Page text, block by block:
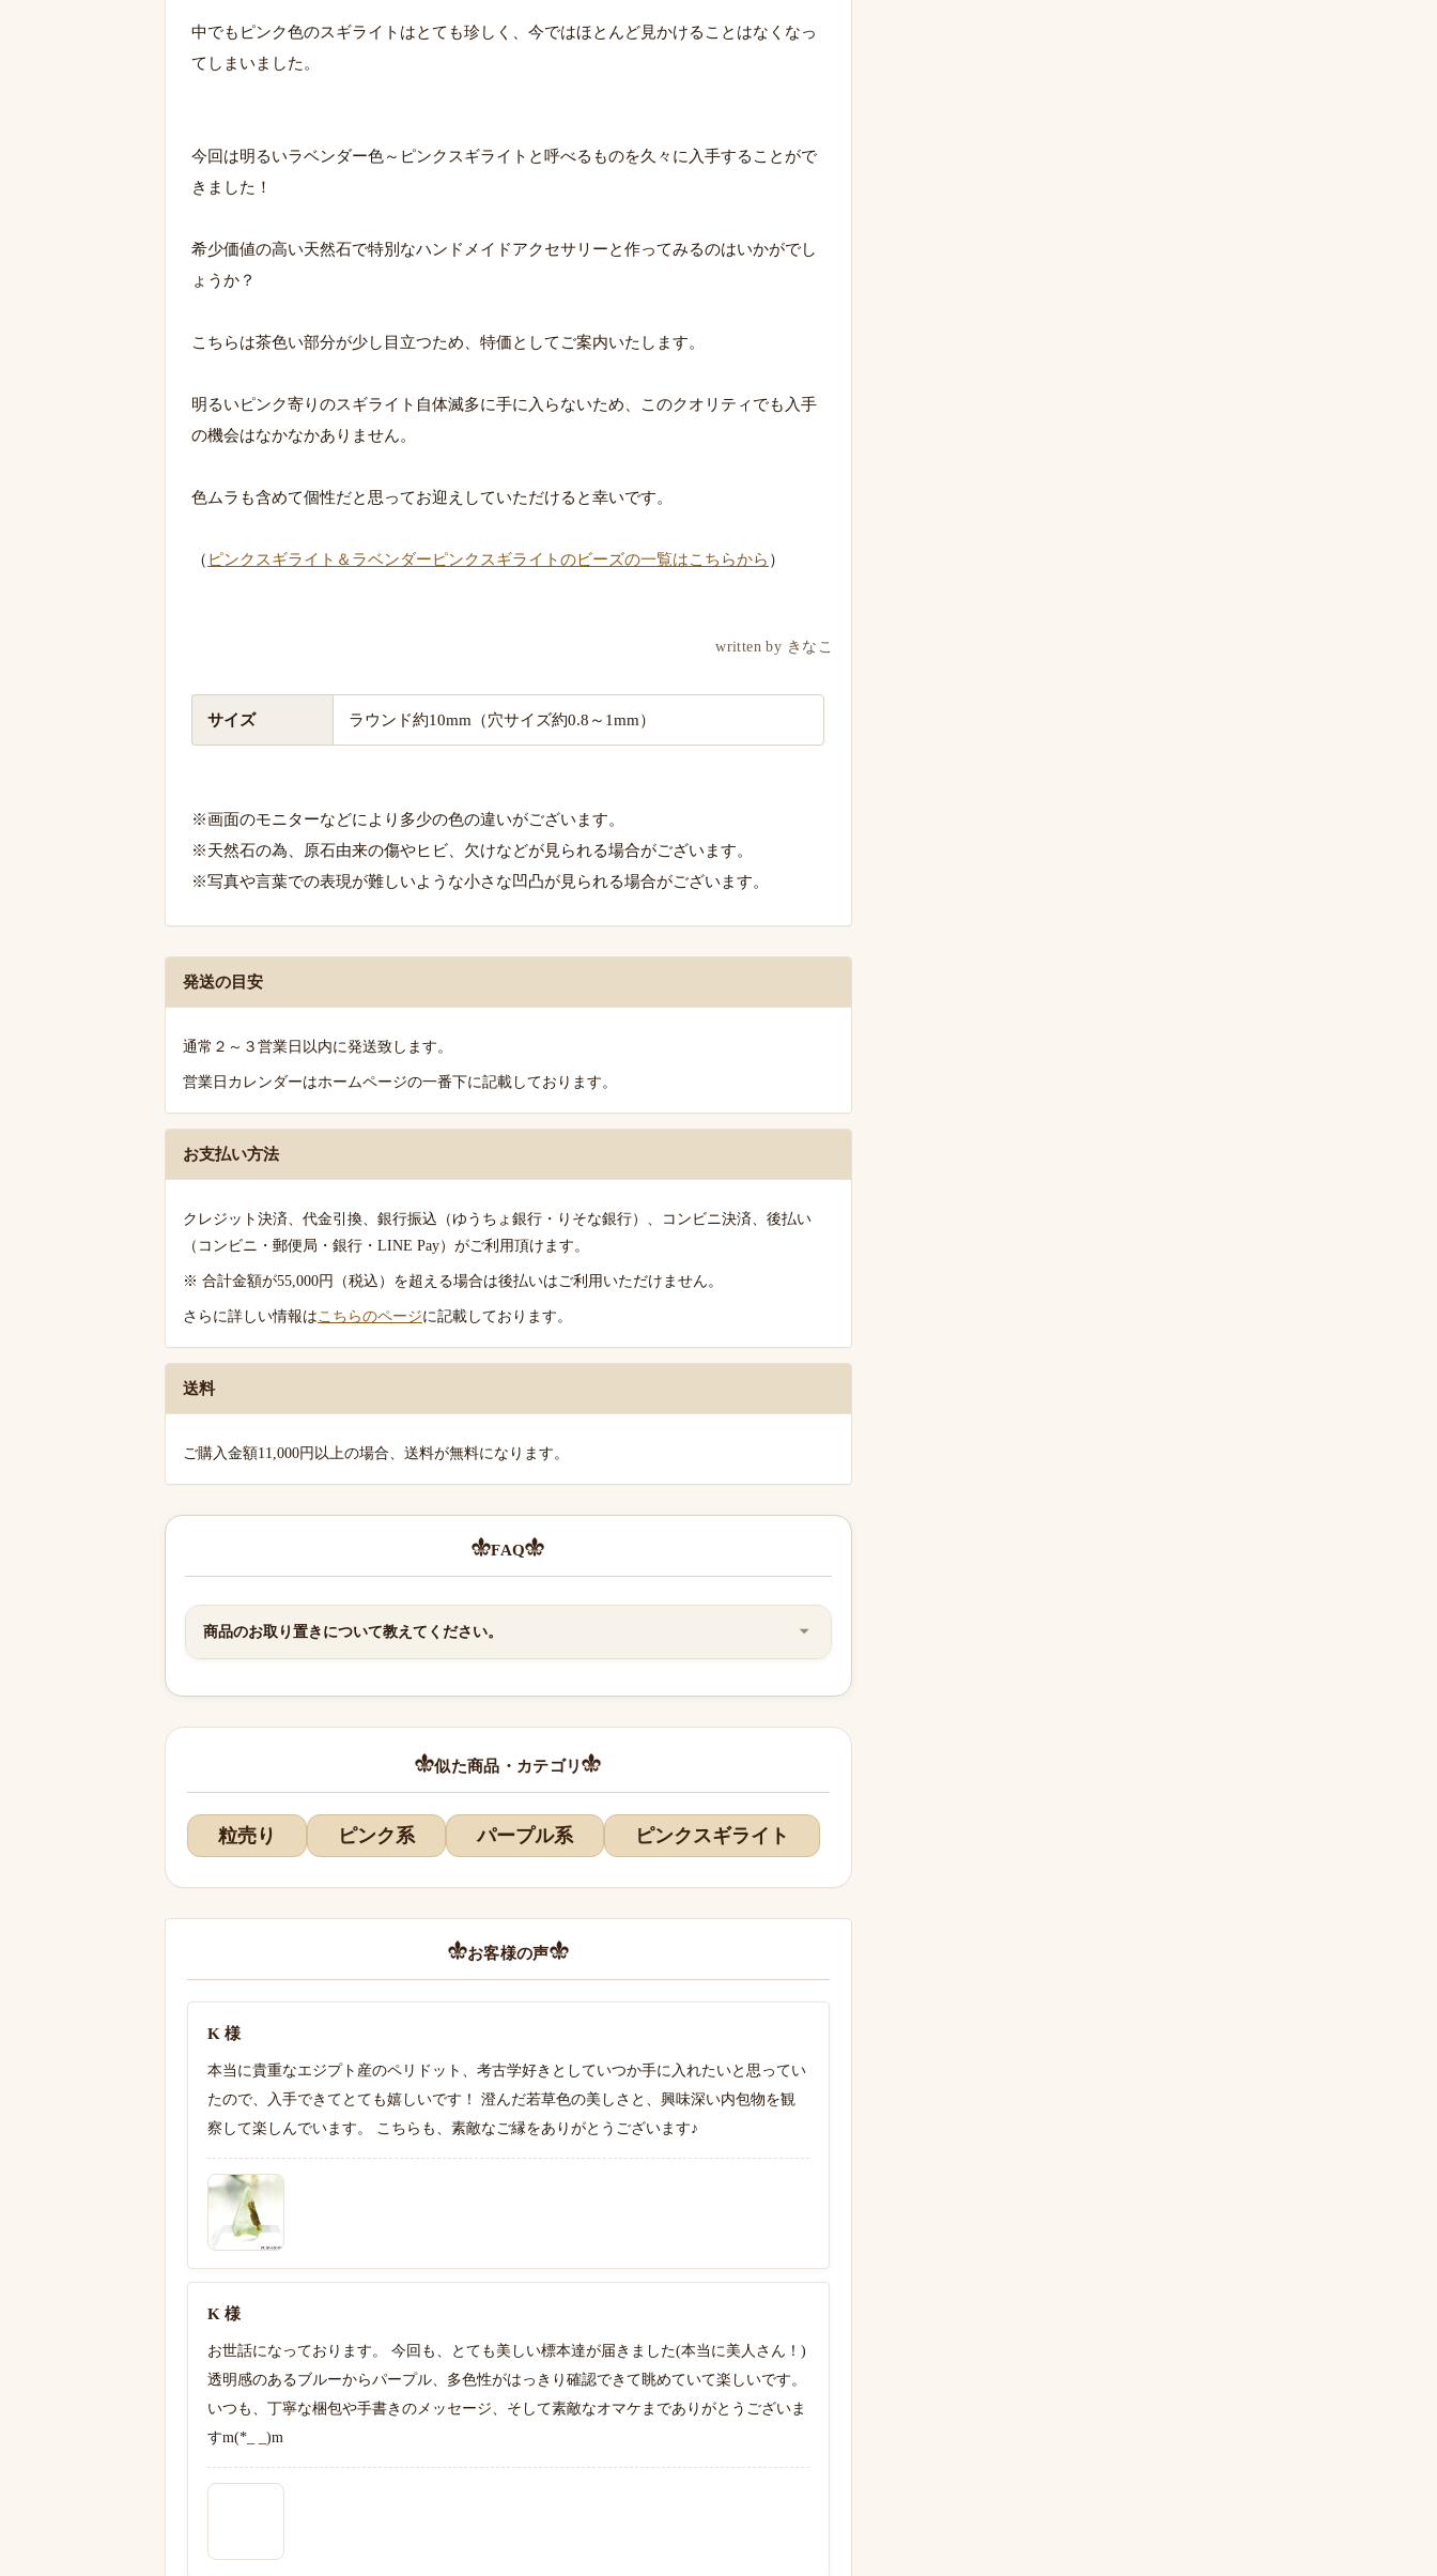
中でもピンク色のスギライトはとても珍しく、今ではほとんど見かけることはなくなっ
てしまいました。
今回は明るいラベンダー色～ピンクスギライトと呼べるものを久々に入手することがで
きました！
希少価値の高い天然石で特別なハンドメイドアクセサリーと作ってみるのはいかがでし
ょうか？
こちらは茶色い部分が少し目立つため、特価としてご案内いたします。
明るいピンク寄りのスギライト自体滅多に手に入らないため、このクオリティでも入手
の機会はなかなかありません。
色ムラも含めて個性だと思ってお迎えしていただけると幸いです。
（ ピンクスギライト＆ラベンダーピンクスギライトのビーズの一覧はこちらから ）
written by きなこ
サイズ ラウンド約10mm（穴サイズ約0.8～1mm）
※画面のモニターなどにより多少の色の違いがございます。
※天然石の為、原石由来の傷やヒビ、欠けなどが見られる場合がございます。
※写真や言葉での表現が難しいような小さな凹凸が見られる場合がございます。
い・
料
発送の目安
通常２～３営業日以内に発送致します。
営業日カレンダーはホームページの一番下に記載しております。
お支払い方法
クレジット決済、代金引換、銀行振込（ゆうちょ銀行・りそな銀行）、コンビニ決済、後払い
（コンビニ・郵便局・銀行・LINE Pay）がご利用頂けます。
※ 合計金額が55,000円（税込）を超える場合は後払いはご利用いただけません。
さらに詳しい情報は こちらのページに記載しております。
送料
ご購入金額11,000円以上の場合、送料が無料になります。
FAQ
商品のお取り置きについて教えてください。
似た商品・カテゴリ
粒売り ピンク系 パープル系 ピンクスギライト
お客様の声
K 様
本当に貴重なエジプト産のペリドット、考古学好きとしていつか手に入れたいと思ってい
たので、入手できてとても嬉しいです！ 澄んだ若草色の美しさと、興味深い内包物を観
察して楽しんでいます。 こちらも、素敵なご縁をありがとうございます♪
K 様
お世話になっております。 今回も、とても美しい標本達が届きました(本当に美人さん！)
透明感のあるブルーからパープル、多色性がはっきり確認できて眺めていて楽しいです。
いつも、丁寧な梱包や手書きのメッセージ、そして素敵なオマケまでありがとうございま
すm(*_ _)m